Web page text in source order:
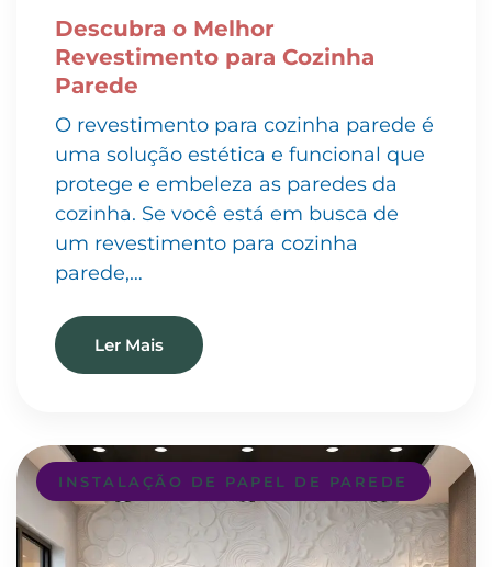
Descubra o Melhor
Revestimento para Cozinha
Parede
O revestimento para cozinha parede é
uma solução estética e funcional que
protege e embeleza as paredes da
cozinha. Se você está em busca de
um revestimento para cozinha
parede,…
Ler Mais
INSTALAÇÃO DE PAPEL DE PAREDE